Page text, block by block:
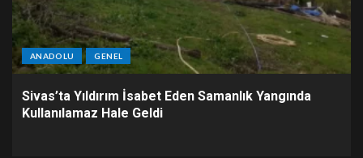
ANADOLU GENEL
Sivas’ta Yıldırım İsabet Eden Samanlık Yangında
Kullanılamaz Hale Geldi